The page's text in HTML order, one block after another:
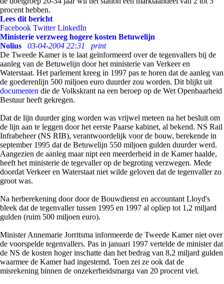
procent hebben.
Lees dit bericht
Facebook Twitter LinkedIn
Ministerie verzweeg hogere kosten Betuwelijn
Nolius
03-04-2004 22:31
print
De Tweede Kamer is te laat geïnformeerd over de tegenvallers bij de
aanleg van de Betuwelijn door het ministerie van Verkeer en
Waterstaat. Het parlement kreeg in 1997 pas te horen dat de aanleg van
de goederenlijn 500 miljoen euro duurder zou worden. Dit blijkt uit
documenten die de Volkskrant na een beroep op de Wet Openbaarheid
Bestuur heeft gekregen.
Dat de lijn duurder ging worden was vrijwel meteen na het besluit om
de lijn aan te leggen door het eerste Paarse kabinet, al bekend. NS Rail
Infrabeheer (NS RIB), verantwoordelijk voor de bouw, berekende in
september 1995 dat de Betuwelijn 550 miljoen gulden duurder werd.
Aangezien de aanleg maar nipt een meerderheid in de Kamer haalde,
heeft het ministerie de tegevaller op de begroting verzwegen. Mede
doordat Verkeer en Waterstaat niet wilde geloven dat de tegenvaller zo
groot was.
Na herberekening door door de Bouwdienst en accountant Lloyd's
bleek dat de tegenvaller tussen 1995 en 1997 al opliep tot 1,2 miljard
gulden (ruim 500 miljoen euro).
Minister Annemarie Jorritsma informeerde de Tweede Kamer niet over
de voorspelde tegenvallers. Pas in januari 1997 vertelde de minister dat
de NS de kosten hoger inschatte dan het bedrag van 8,2 miljard gulden
waarmee de Kamer had ingestemd. Toen zei ze ook dat de
misrekening binnen de onzekerheidsmarga van 20 procent viel.